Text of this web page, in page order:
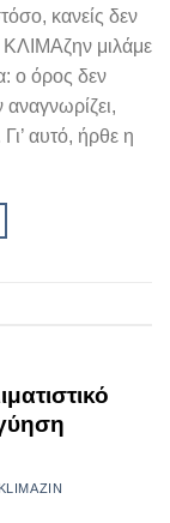
κανείς δεν
ΚΛΙΜΑζην μιλάμε
ο όρος δεν
αυτό, ήρθε η
KLIMAZIN